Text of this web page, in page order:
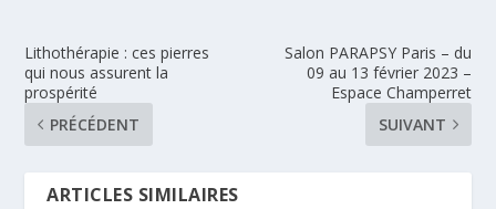
Lithothérapie : ces pierres
qui nous assurent la
prospérité
PRÉCÉDENT
Salon PARAPSY Paris – du
09 au 13 février 2023 –
Espace Champerret
SUIVANT
ARTICLES SIMILAIRES